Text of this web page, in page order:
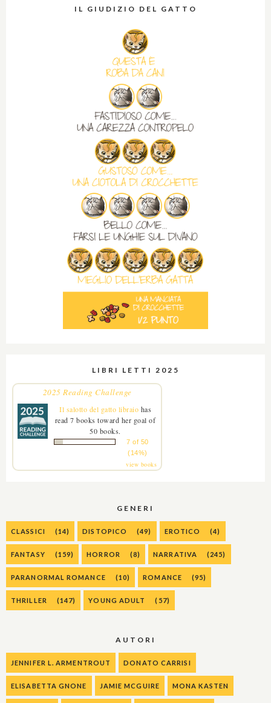
IL GIUDIZIO DEL GATTO
LIBRI LETTI 2025
2025 Reading Challenge
Il salotto del gatto libraio has
read 7 books toward her goal of
50 books.
7 of 50
(14%)
view books
GENERI
CLASSICI (14) DISTOPICO (49) EROTICO (4)
FANTASY (159) HORROR (8) NARRATIVA (245)
PARANORMAL ROMANCE (10) ROMANCE (95)
THRILLER (147) YOUNG ADULT (57)
AUTORI
JENNIFER L. ARMENTROUT DONATO CARRISI
ELISABETTA GNONE JAMIE MCGUIRE MONA KASTEN